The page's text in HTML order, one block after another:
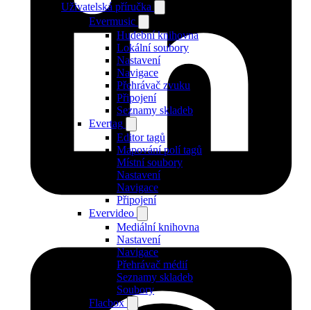
Uživatelská příručka
Evermusic
Hudební knihovna
Lokální soubory
Nastavení
Navigace
Přehrávač zvuku
Připojení
Seznamy skladeb
Evertag
Editor tagů
Mapování polí tagů
Místní soubory
Nastavení
Navigace
Připojení
Evervideo
Mediální knihovna
Nastavení
Navigace
Přehrávač médií
Seznamy skladeb
Soubory
Flacbox